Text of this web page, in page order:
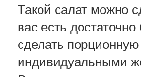
Такой салат можно
вас есть
сделать порционную
индивидуальными